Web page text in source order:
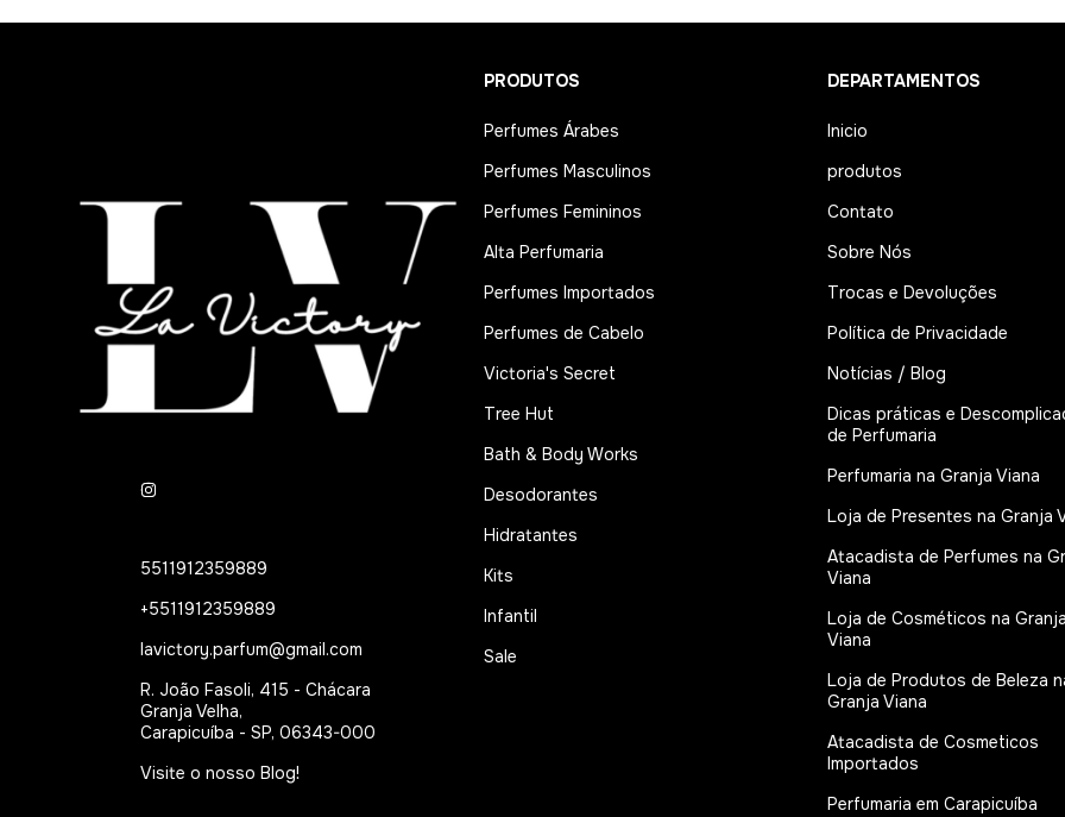
5511912359889
+5511912359889
lavictory.parfum@gmail.com
R. João Fasoli, 415 - Chácara
Granja Velha,
Carapicuíba - SP, 06343-000
Visite o nosso Blog!
PRODUTOS
Perfumes Árabes
Perfumes Masculinos
Perfumes Femininos
Alta Perfumaria
Perfumes Importados
Perfumes de Cabelo
Victoria's Secret
Tree Hut
Bath & Body Works
Desodorantes
Hidratantes
Kits
Infantil
Sale
DEPARTAMENTOS
Inicio
produtos
Contato
Sobre Nós
Trocas e Devoluções
Política de Privacidade
Notícias / Blog
Dicas práticas e
de Perfumaria
Perfumaria na Granja Viana
Loja de Presentes na Granja
Atacadista de Perfumes na
Viana
Loja de Cosméticos na Granja
Viana
Loja de Produtos de Beleza
Granja Viana
Atacadista de Cosmeticos
Importados
Perfumaria em Carapicuíba